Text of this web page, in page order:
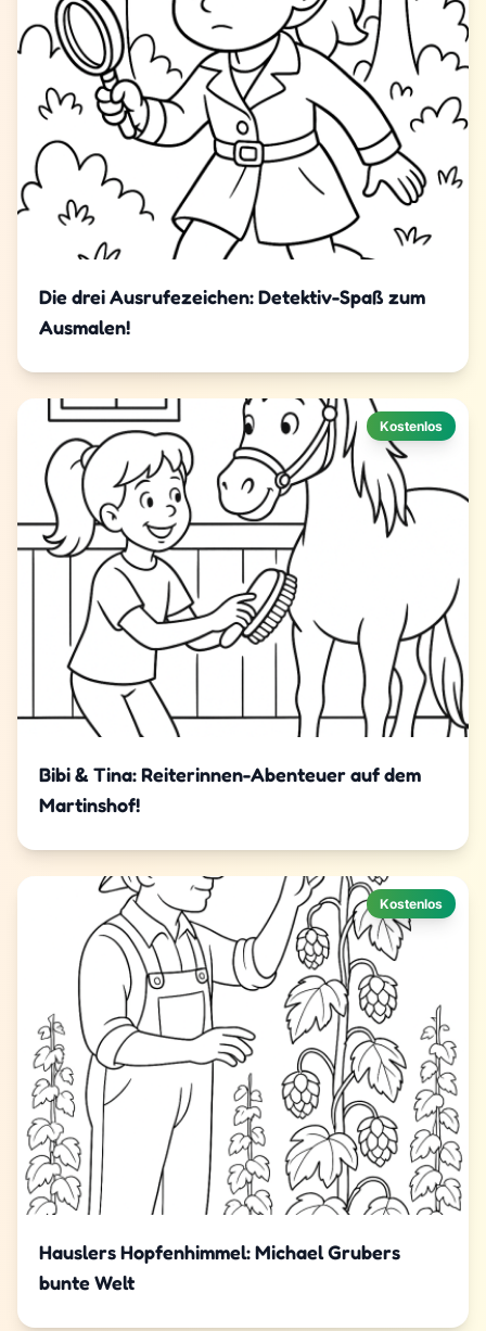
Die drei Ausrufezeichen: Detektiv-Spaß zum
Ausmalen!
Kostenlos
Bibi & Tina: Reiterinnen-Abenteuer auf dem
Martinshof!
Kostenlos
Hauslers Hopfenhimmel: Michael Grubers
bunte Welt